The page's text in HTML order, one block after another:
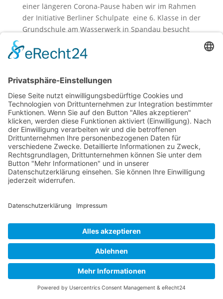
einer längeren Corona-Pause haben wir im Rahmen
der Initiative Berliner Schulpate eine 6. Klasse in der
Grundschule am Wasserwerk in Spandau besucht
Von 8:00-9:30 Uhr...
Buy now